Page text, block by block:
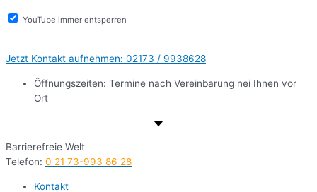
YouTube immer entsperren
Jetzt Kontakt aufnehmen: 02173 / 9938628
Öffnungszeiten: Termine nach Vereinbarung nei Ihnen vor
Ort
Barrierefreie Welt
Telefon: 0 21 73-993 86 28
Kontakt